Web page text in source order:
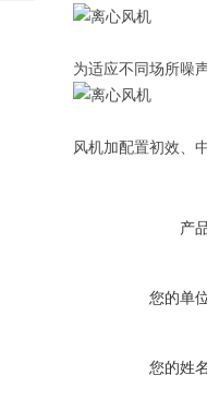
为适应不同场所噪
风机加配置初效、
产
您的单
您的姓